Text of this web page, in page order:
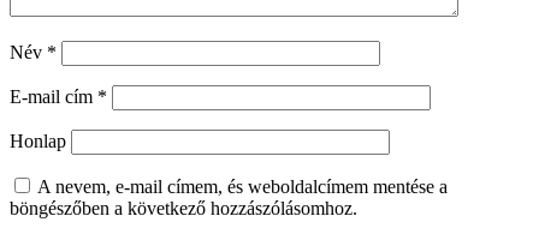
Név *
E-mail cím *
Honlap
A nevem, e-mail címem, és weboldalcímem mentése a
böngészőben a következő hozzászólásomhoz.